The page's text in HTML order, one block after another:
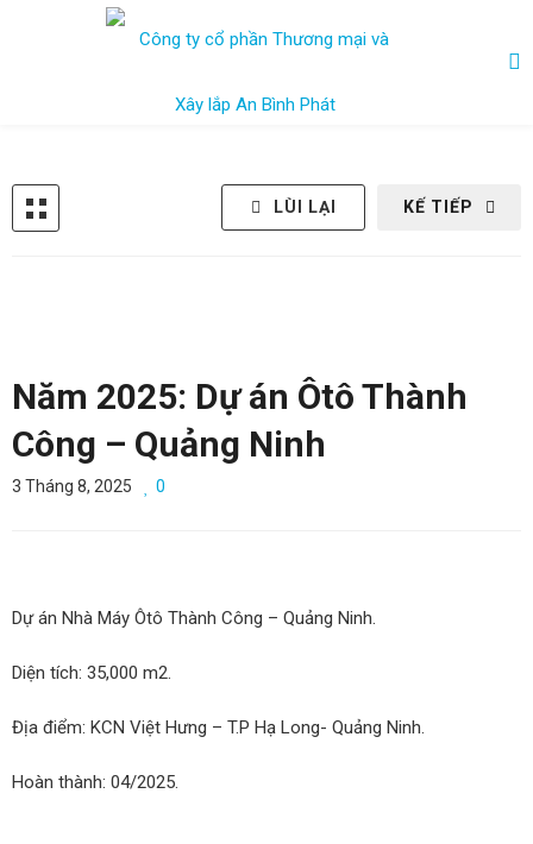
KẾ TIẾP
LÙI LẠI
Năm 2025: Dự án Ôtô Thành
Công – Quảng Ninh
3 Tháng 8, 2025 0
Dự án Nhà Máy Ôtô Thành Công – Quảng Ninh.
Diện tích: 35,000 m2.
Địa điểm: KCN Việt Hưng – T.P Hạ Long- Quảng Ninh.
Hoàn thành: 04/2025.